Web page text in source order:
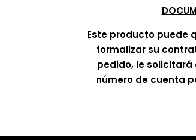
Este producto puede
formalizar su
pedido, le solicitará
número de cuenta